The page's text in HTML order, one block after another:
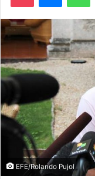
i
l
EFE/Rolando Pujol